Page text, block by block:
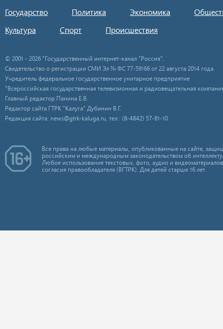
Государство Политика Экономика
Культура
Спорт Происшествия
© 2001 - 2026 "Государственный интернет-канал "Россия".
Свидетельство о регистрации СМИ Эл № ФС 77-59166 от 22 августа 2014 года.
Учредитель федеральное государственное унитарное предприятие
"Всероссийская государственная телевизионная и радиовещательная
Главный редактор Панина Е.В.
Редактор сайта ГТРК "Калуга" Дубинин В.Г.
Редакция сайта: news@gtrk-kaluga.ru, тел.: (8-4842) 57-81-10
Все права на любые материалы, опубликованные на сайте,
российским и международным законодательством об
Любое использование текстовых, фото, аудио и
согласия правообладателя (ВГТРК). Для детей старше 16 лет.